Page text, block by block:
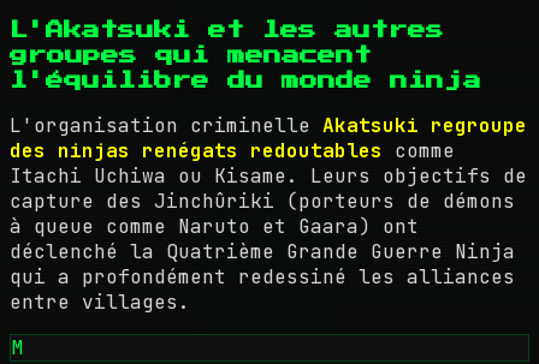
L'Akatsuki et les autres
groupes qui menacent
l'équilibre du monde ninja
L'organisation criminelle Akatsuki regroupe
des ninjas renégats redoutables comme
Itachi Uchiwa ou Kisame. Leurs objectifs de
capture des Jinchûriki (porteurs de démons
à queue comme Naruto et Gaara) ont
déclenché la Quatrième Grande Guerre Ninja
qui a profondément redessiné les alliances
entre villages.
M